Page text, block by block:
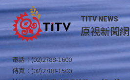
TITV NEWS
原視新聞網
電話：(02)2788-1600
傳真：(02)2788-1500